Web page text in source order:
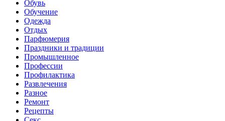
Обувь
Обучение
Одежда
Отдых
Парфюмерия
Праздники и традиции
Промышленное
Профессии
Профилактика
Развлечения
Разное
Ремонт
Рецепты